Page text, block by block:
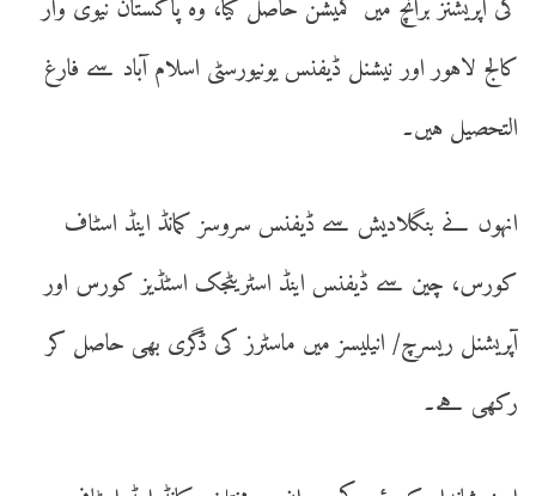
کی آپریشنز برانچ میں کمیشن حاصل کیا، وہ پاکستان نیوی وار
کالج لاہور اور نیشنل ڈیفنس یونیورسٹی اسلام آباد سے فارغ
التحصیل ہیں۔
انہوں نے بنگلادیش سے ڈیفنس سروسز کمانڈ اینڈ اسٹاف
کورس، چین سے ڈیفنس اینڈ اسٹریٹجک اسٹڈیز کورس اور
آپریشنل ریسرچ/ انیلیسز میں ماسٹرز کی ڈگری بھی حاصل کر
رکھی ہے۔